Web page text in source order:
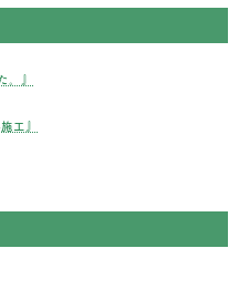
。』
工』